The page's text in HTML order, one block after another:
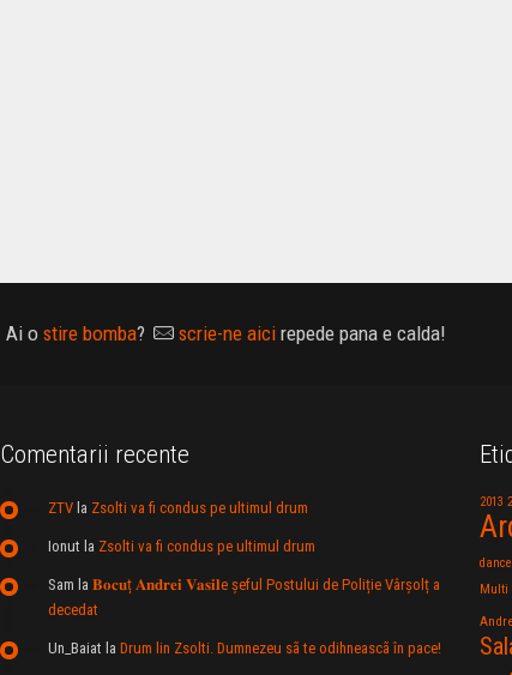
Ai o stire bomba? scrie-ne aicirepede pana e calda!
Comentarii recente
ZTVla Zsolti va fi condus pe ultimul drum
Ionut la Zsolti va fi condus pe ultimul drum
Sam la 𝐁𝐨𝐜𝐮ț 𝐀𝐧𝐝𝐫𝐞𝐢 𝐕𝐚𝐬𝐢𝐥e şeful Postului de Poliție Vârșolț a
decedat
Un_Baiat la Drum lin Zsolti. Dumnezeu sã te odihneascã în pace!
2013
dance
Multi